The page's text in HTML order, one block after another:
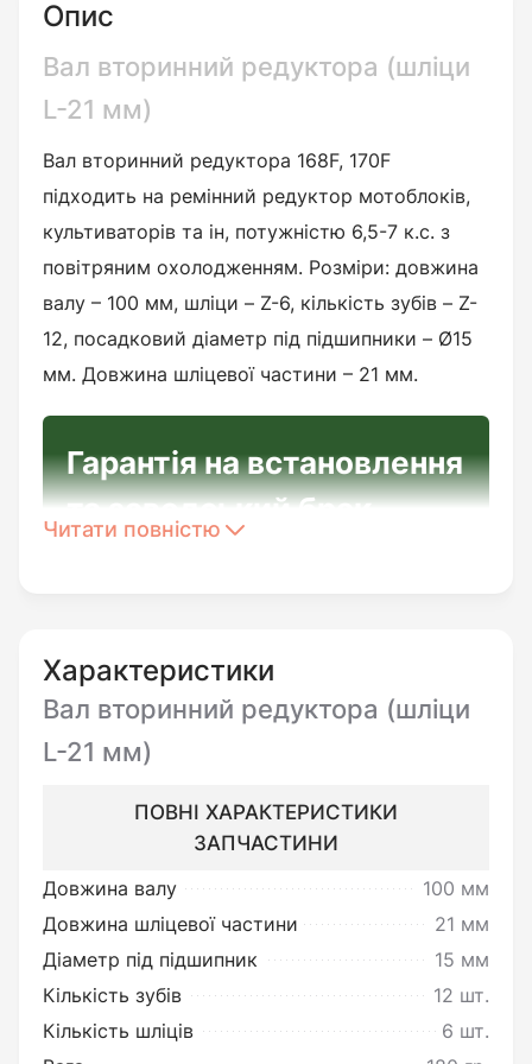
Опис
Вал вторинний редуктора (шліци
L-21 мм)
Вал вторинний редуктора 168F, 170F
підходить на ремінний редуктор мотоблоків,
культиваторів та ін, потужністю 6,5-7 к.с. з
повітряним охолодженням. Розміри: довжина
валу – 100 мм, шліци – Z-6, кількість зубів – Z-
12, посадковий діаметр під підшипники – Ø15
мм. Довжина шліцевої частини – 21 мм.
Гарантія на встановлення
та заводський брак
Переконатись у цілісності виробу
та повній відповідності до його
опису.
Ви можете повернути товар
неналежної якості:
Під товаром неналежної якості
мається на увазі товар, який
несправний та не може
забезпечувати виконання своїх
Читати повністю
Характеристики
Вал вторинний редуктора (шліци
L-21 мм)
ПОВНІ ХАРАКТЕРИСТИКИ
ЗАПЧАСТИНИ
Довжина валу
100 мм
Довжина шліцевої частини
21 мм
Діаметр під підшипник
15 мм
Кількість зубів
12 шт.
Кількість шліців
6 шт.